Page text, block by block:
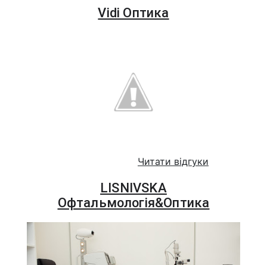
Vidi Oптика
Читати відгуки
LISNIVSKA
Офтальмологія&Оптика